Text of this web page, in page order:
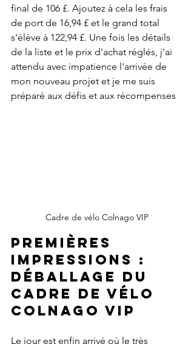
final de 106 £. Ajoutez à cela les frais
de port de 16,94 £ et le grand total
s'élève à 122,94 £. Une fois les détails
de la liste et le prix d'achat réglés, j'ai
attendu avec impatience l'arrivée de
mon nouveau projet et je me suis
préparé aux défis et aux récompenses
Cadre de vélo Colnago VIP
Premières
impressions :
Déballage du
cadre de vélo
Colnago VIP
Le jour est enfin arrivé où le très